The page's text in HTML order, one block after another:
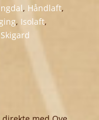
, Håndlaft,
, Isolaft,
Skigard